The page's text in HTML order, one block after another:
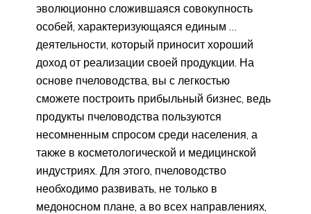
эволюционно сложившаяся совокупность
особей, характеризующаяся единым …
деятельности, который приносит хороший
доход от реализации своей продукции. На
основе пчеловодства, вы с легкостью
сможете построить прибыльный бизнес, ведь
продукты пчеловодства пользуются
несомненным спросом среди населения, а
также в косметологической и медицинской
индустриях. Для этого, пчеловодство
необходимо развивать, не только в
медоносном плане, а во всех направлениях,